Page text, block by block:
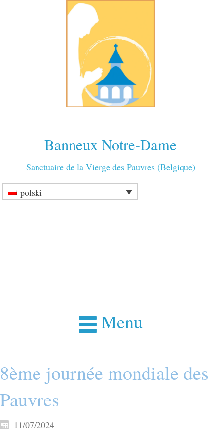
Banneux Notre-Dame
Sanctuaire de la Vierge des Pauvres (Belgique)
polski
Menu
8ème journée mondiale des
Pauvres
11/07/2024